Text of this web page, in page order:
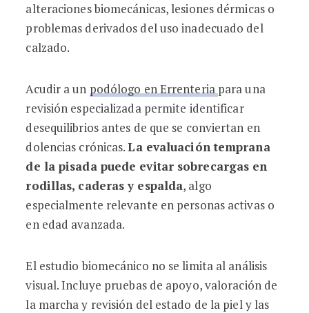
alteraciones biomecánicas, lesiones dérmicas o
problemas derivados del uso inadecuado del
calzado.
Acudir a un podólogo en Errenteria para una
revisión especializada permite identificar
desequilibrios antes de que se conviertan en
dolencias crónicas.La evaluación temprana
de la pisada puede evitar sobrecargas en
rodillas, caderas y espalda, algo
especialmente relevante en personas activas o
en edad avanzada.
El estudio biomecánico no se limita al análisis
visual. Incluye pruebas de apoyo, valoración de
la marcha y revisión del estado de la piel y las